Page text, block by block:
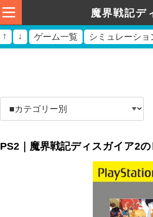
魔界戦記デ
↑ ↓ ゲーム一覧 シミュレーシ
PS2｜魔界戦記ディスガイア2